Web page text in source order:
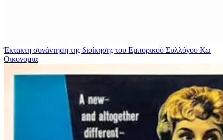
Έκτακτη συνάντηση της διοίκησης του Εμπορικού Συλλόγου Κω
Οικονομια